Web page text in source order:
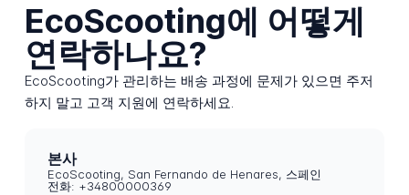
EcoScooting에 어떻게
연락하나요?
EcoScooting가 관리하는 배송 과정에 문제가 있으면 주저
하지 말고 고객 지원에 연락하세요.
본사
EcoScooting, San Fernando de Henares, 스페인
전화: +34800000369